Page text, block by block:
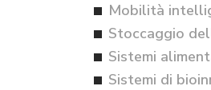
Mobilità
Stoccaggio
Sistemi
Sistemi di